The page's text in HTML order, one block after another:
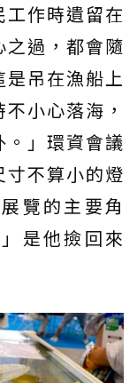
作時遺留在
過，都會隨
吊在漁船上
小心落海，
」環資會議
不算小的燈
覽的主要角
是他撿回來